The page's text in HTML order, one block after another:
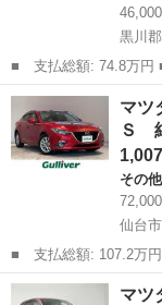
黒川郡
■ 支払総額: 74.8万円 ■ 車両本体価格： 656,000 円 ■ メーカー
名： マツダ ■ 車種
グ Ｌパッケージ セー
デジＴＶ／Ｃ...
宮城 黒川郡
マツ
Ｓ
その他
仙台市
■ 支払総額: 107.2万円 ■ 車両本体価格： 1,007,000 円 ■ メーカ
ー名： マツダ ■ 車
名： ハイブリッド－
宮城 仙台市 そ
マツ